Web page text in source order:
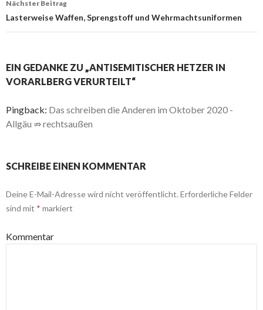
Nächster Beitrag
Lasterweise Waffen, Sprengstoff und Wehrmachtsuniformen
EIN GEDANKE ZU „ANTISEMITISCHER HETZER IN
VORARLBERG VERURTEILT“
Pingback: Das schreiben die Anderen im Oktober 2020 -
Allgäu ⇏ rechtsaußen
SCHREIBE EINEN KOMMENTAR
Deine E-Mail-Adresse wird nicht veröffentlicht. Erforderliche Felder
sind mit * markiert
Kommentar